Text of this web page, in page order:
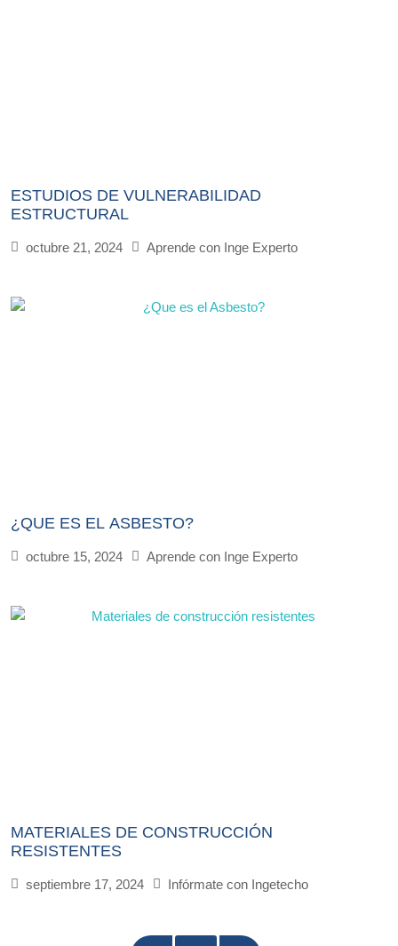
ESTUDIOS DE VULNERABILIDAD
ESTRUCTURAL
octubre 21, 2024 Aprende con Inge Experto
¿QUE ES EL ASBESTO?
octubre 15, 2024 Aprende con Inge Experto
MATERIALES DE CONSTRUCCIÓN
RESISTENTES
septiembre 17, 2024 Infórmate con Ingetecho